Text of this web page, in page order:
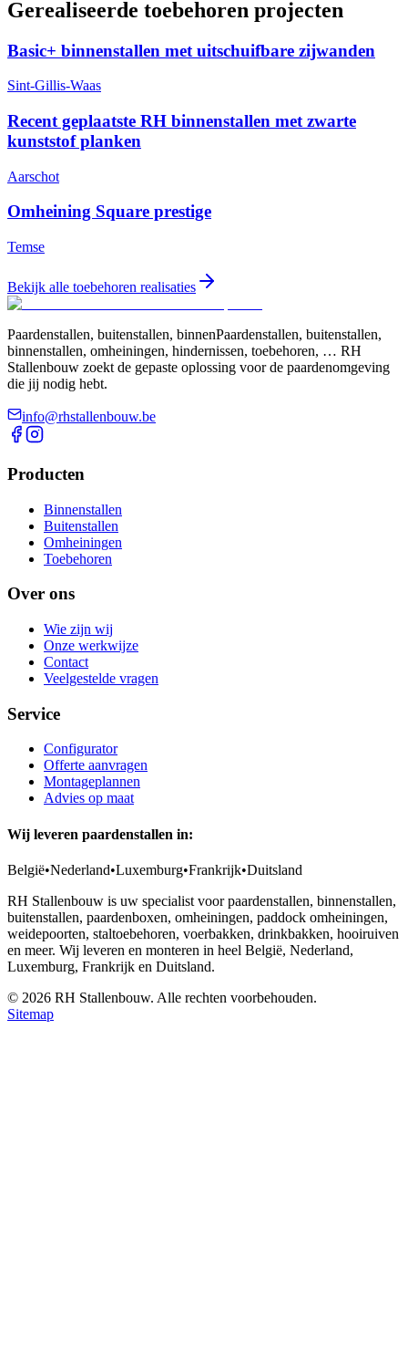
Gerealiseerde toebehoren projecten
Basic+ binnenstallen met uitschuifbare zijwanden
Sint-Gillis-Waas
Recent geplaatste RH binnenstallen met zwarte
kunststof planken
Aarschot
Omheining Square prestige
Temse
Bekijk alle toebehoren realisaties
Paardenstallen, buitenstallen, binnenPaardenstallen, buitenstallen,
binnenstallen, omheiningen, hindernissen, toebehoren, … RH
Stallenbouw zoekt de gepaste oplossing voor de paardenomgeving
die jij nodig hebt.
info@rhstallenbouw.be
Producten
Binnenstallen
Buitenstallen
Omheiningen
Toebehoren
Over ons
Wie zijn wij
Onze werkwijze
Contact
Veelgestelde vragen
Service
Configurator
Offerte aanvragen
Montageplannen
Advies op maat
Wij leveren paardenstallen in:
België•Nederland•Luxemburg•Frankrijk•Duitsland
RH Stallenbouw is uw specialist voor paardenstallen, binnenstallen,
buitenstallen, paardenboxen, omheiningen, paddock omheiningen,
weidepoorten, staltoebehoren, voerbakken, drinkbakken, hooiruiven
en meer. Wij leveren en monteren in heel België, Nederland,
Luxemburg, Frankrijk en Duitsland.
© 2026 RH Stallenbouw. Alle rechten voorbehouden.
Sitemap